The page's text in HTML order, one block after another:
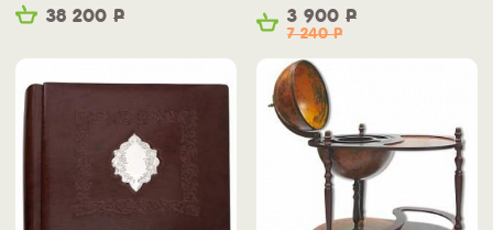
38 200 Р
3 900 Р
7 240Р